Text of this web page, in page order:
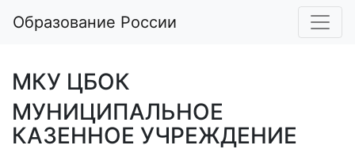
Образование России
МКУ ЦБОК
МУНИЦИПАЛЬНОЕ
КАЗЕННОЕ УЧРЕЖДЕНИЕ